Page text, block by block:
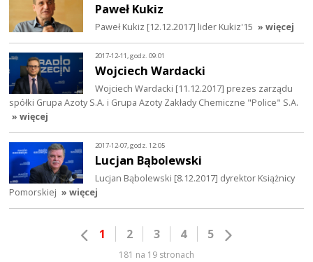
Paweł Kukiz
Paweł Kukiz [12.12.2017] lider Kukiz'15 » więcej
2017-12-11, godz. 09:01
Wojciech Wardacki
Wojciech Wardacki [11.12.2017] prezes zarządu
spółki Grupa Azoty S.A. i Grupa Azoty Zakłady Chemiczne "Police" S.A.
» więcej
2017-12-07, godz. 12:05
Lucjan Bąbolewski
Lucjan Bąbolewski [8.12.2017] dyrektor Książnicy
Pomorskiej » więcej
1 2 3 4 5
181 na 19 stronach